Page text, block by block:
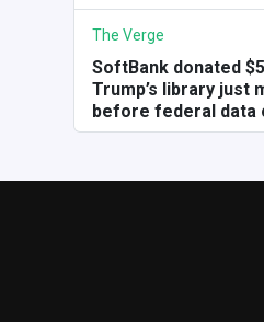
The Verge
SoftBank donated
Trump’s library just
before federal data